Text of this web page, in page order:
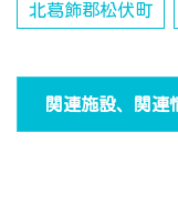
北葛飾郡松伏町
関連施設、関連